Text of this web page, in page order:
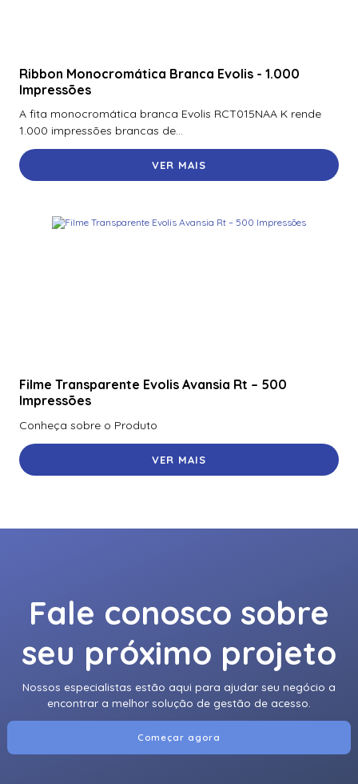
Ribbon Monocromática Branca Evolis - 1.000
Impressões
A fita monocromática branca Evolis RCT015NAA K rende
1.000 impressões brancas de...
VER MAIS
Filme Transparente Evolis Avansia Rt – 500
Impressões
Conheça sobre o Produto
VER MAIS
Fale conosco sobre
seu próximo projeto
Nossos especialistas estão aqui para ajudar seu negócio a
encontrar a melhor solução de gestão de acesso.
Começar agora